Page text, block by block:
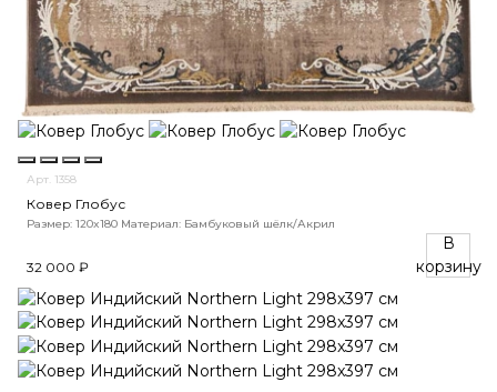
Арт. 1358
Ковер Глобус
Размер: 120x180 Материал: Бамбуковый шёлк/Акрил
32 000 ₽
В
корзину